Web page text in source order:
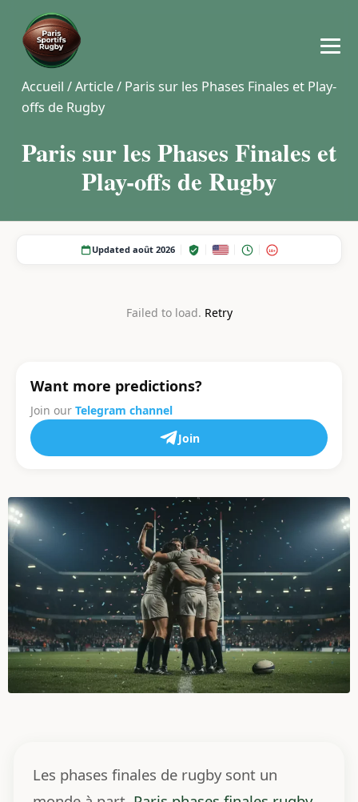
Accueil /Article/ Paris sur les Phases Finales et Play-
offs de Rugby
Paris sur les Phases Finales et
Play-offs de Rugby
Updated août 2026 18+
Failed to load. Retry
Want more predictions?
Join our Telegram channel
Join
Les phases finales de rugby sont un